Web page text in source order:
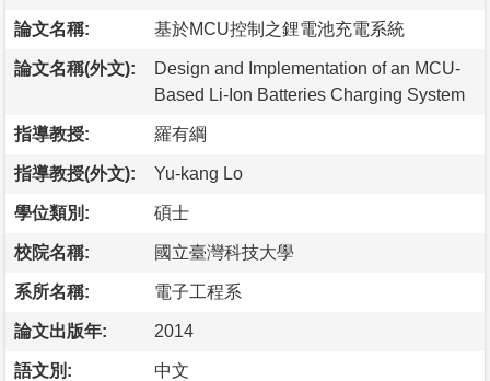
論文名稱: 基於MCU控制之鋰電池充電系統
論文名稱(外文):
Design and Implementation of an MCU-
Based Li-Ion Batteries Charging System
指導教授: 羅有綱
指導教授(外文): Yu-kang Lo
學位類別: 碩士
校院名稱: 國立臺灣科技大學
系所名稱: 電子工程系
論文出版年: 2014
語文別: 中文